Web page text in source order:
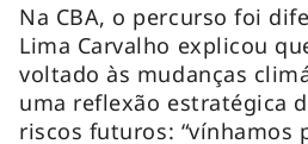
Na CBA, o percurso foi
Lima Carvalho explicou
voltado às mudanças
uma reflexão estratégica
riscos futuros: “vínhamos